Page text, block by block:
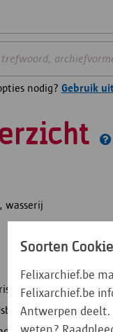
nodig? Gebruik
wasserij
betreffende
Soorten
Felixarchief.be
Felixarchief.be
Antwerpen deelt.